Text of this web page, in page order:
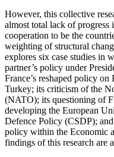
However, this collective
almost total lack of
cooperation to be the
weighting of struc­tural
explores six case studies in
partner’s policy under
France’s reshaped policy
Turkey; its criticism of the
(NATO); its questioning of
developing the European
Defence Policy (CSDP);
policy within the Economic
findings of this research are